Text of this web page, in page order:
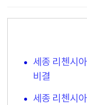
세종 리첸시
비결
세종 리첸시